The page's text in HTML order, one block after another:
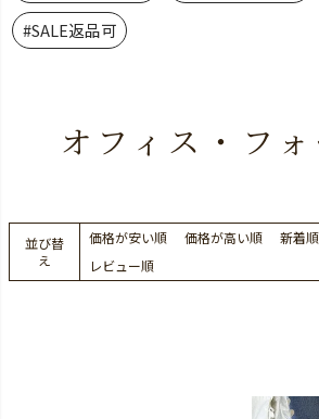
#SALE返品可
オフィス・フ
並び替
え
価格が安い順 価格が高い順 新着順
レビュー順